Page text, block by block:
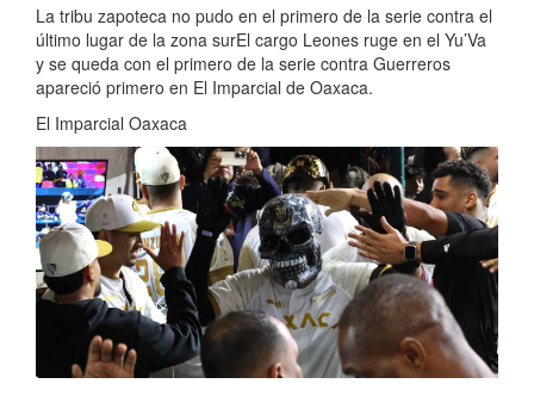
La tribu zapoteca no pudo en el primero de la serie contra el
último lugar de la zona surEl cargo Leones ruge en el Yu’Va
y se queda con el primero de la serie contra Guerreros
apareció primero en El Imparcial de Oaxaca.
El Imparcial Oaxaca